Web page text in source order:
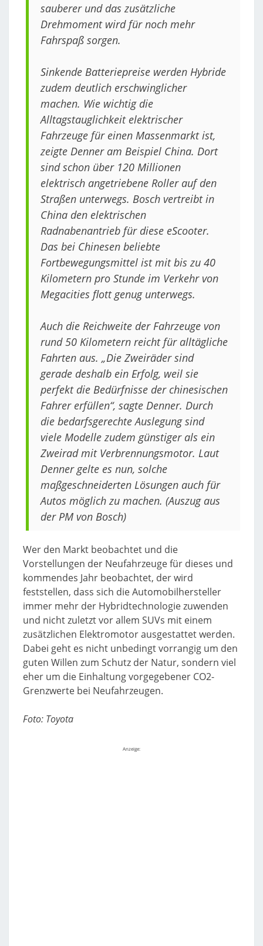
sauberer und das zusätzliche
Drehmoment wird für noch mehr
Fahrspaß sorgen.
Sinkende Batteriepreise werden Hybride
zudem deutlich erschwinglicher
machen. Wie wichtig die
Alltagstauglichkeit elektrischer
Fahrzeuge für einen Massenmarkt ist,
zeigte Denner am Beispiel China. Dort
sind schon über 120 Millionen
elektrisch angetriebene Roller auf den
Straßen unterwegs. Bosch vertreibt in
China den elektrischen
Radnabenantrieb für diese eScooter.
Das bei Chinesen beliebte
Fortbewegungsmittel ist mit bis zu 40
Kilometern pro Stunde im Verkehr von
Megacities flott genug unterwegs.
Auch die Reichweite der Fahrzeuge von
rund 50 Kilometern reicht für alltägliche
Fahrten aus. „Die Zweiräder sind
gerade deshalb ein Erfolg, weil sie
perfekt die Bedürfnisse der chinesischen
Fahrer erfüllen“, sagte Denner. Durch
die bedarfsgerechte Auslegung sind
viele Modelle zudem günstiger als ein
Zweirad mit Verbrennungsmotor. Laut
Denner gelte es nun, solche
maßgeschneiderten Lösungen auch für
Autos möglich zu machen. (Auszug aus
der PM von Bosch)
Wer den Markt beobachtet und die
Vorstellungen der Neufahrzeuge für dieses und
kommendes Jahr beobachtet, der wird
feststellen, dass sich die Automobilhersteller
immer mehr der Hybridtechnologie zuwenden
und nicht zuletzt vor allem SUVs mit einem
zusätzlichen Elektromotor ausgestattet werden.
Dabei geht es nicht unbedingt vorrangig um den
guten Willen zum Schutz der Natur, sondern viel
eher um die Einhaltung vorgegebener CO2-
Grenzwerte bei Neufahrzeugen.
Foto: Toyota
Anzeige: